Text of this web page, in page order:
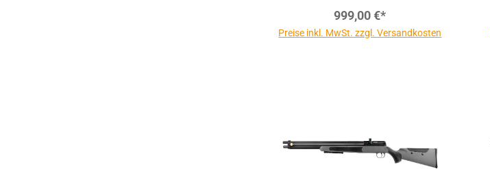
999,00 €*
Preise inkl. MwSt. zzgl. Versandkosten